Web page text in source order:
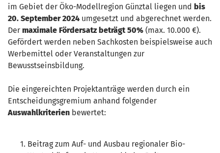
im Gebiet der Öko-Modellregion Günztal liegen und bis
20. September 2024 umgesetzt und abgerechnet werden.
Der maximale Fördersatz beträgt 50% (max. 10.000 €).
Gefördert werden neben Sachkosten beispielsweise auch
Werbemittel oder Veranstaltungen zur
Bewusstseinsbildung.
Die eingereichten Projektanträge werden durch ein
Entscheidungsgremium anhand folgender
Auswahlkriterien bewertet:
Beitrag zum Auf- und Ausbau regionaler Bio-